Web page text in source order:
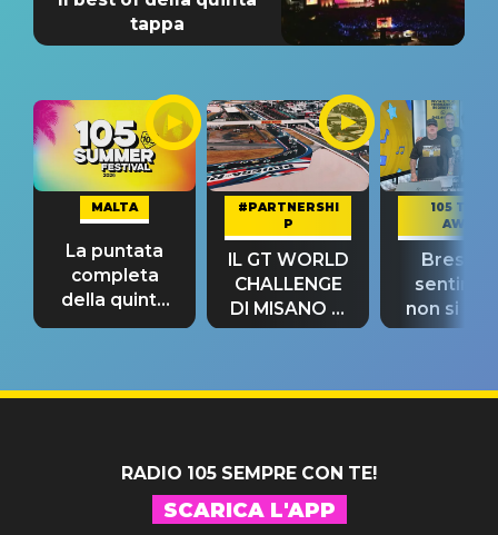
tappa
MALTA
La puntata
completa
della quinta
tappa
#PARTNERSHI
P
IL GT WORLD
CHALLENGE
DI MISANO si
riconferma
105 TAKE
AWAY
Bresh:
non si
fino alla
RADIO 105 SEMPRE CON TE!
SCARICA L'APP